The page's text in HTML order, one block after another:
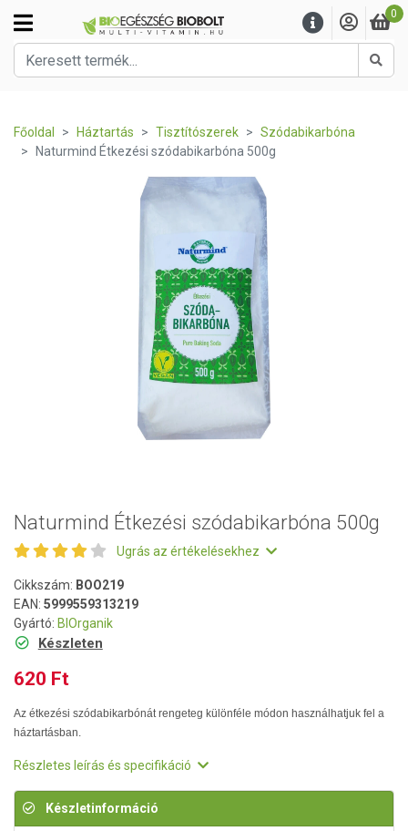
0
Főoldal Háztartás Tisztítószerek
Szódabikarbóna
Naturmind Étkezési szódabikarbóna 500g
Naturmind Étkezési szódabikarbóna 500g
Ugrás az értékelésekhez
Cikkszám: BOO219
EAN: 5999559313219
Gyártó: BIOrganik
Készleten
620 Ft
Az étkezési szódabikarbónát rengeteg különféle módon használhatjuk fel a
háztartásban.
Részletes leírás és specifikáció
Készletinformáció